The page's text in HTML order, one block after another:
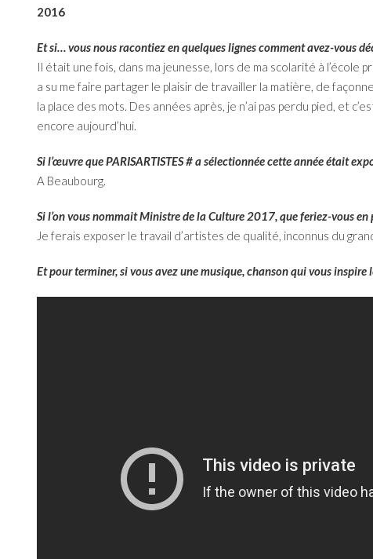
2016
Et si… vous nous racontiez en quelques lignes comment avez-vous
Il était une fois, dans ma jeunesse, lors de ma scolarité à
a su me faire partager le plaisir de travailler la matière, de
la place des mots. Des années après, je n’ai pas perdu pied, et
encore aujourd’hui.
Si l’œuvre que PARISARTISTES # a sélectionnée cette année était
A Beaubourg.
Si l’on vous nommait Ministre de la Culture 2017, que feriez-vous en
Je ferais exposer le travail d’artistes de qualité, inconnus du
Et pour terminer, si vous avez une musique, chanson qui vous inspire